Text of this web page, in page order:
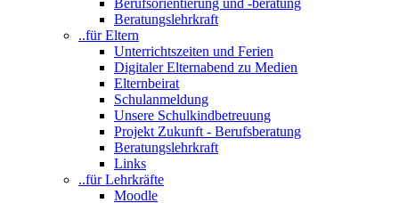
Berufsorientierung und -beratung
Beratungslehrkraft
..für Eltern
Unterrichtszeiten und Ferien
Digitaler Elternabend zu Medien
Elternbeirat
Schulanmeldung
Unsere Schulkindbetreuung
Projekt Zukunft - Berufsberatung
Beratungslehrkraft
Links
..für Lehrkräfte
Moodle